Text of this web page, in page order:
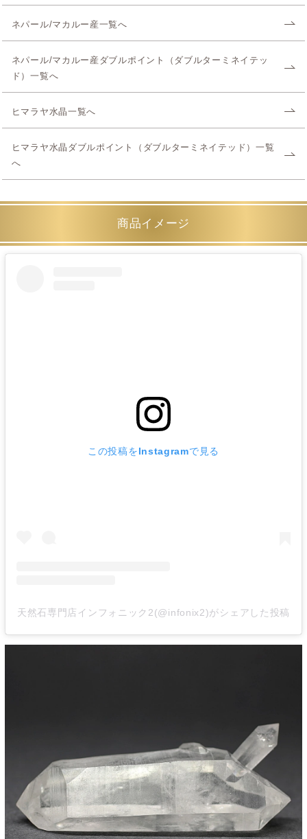
ネパール/マカルー産一覧へ
ネパール/マカルー産ダブルポイント（ダブルターミネイテッ
ド）一覧へ
ヒマラヤ水晶一覧へ
ヒマラヤ水晶ダブルポイント（ダブルターミネイテッド）一覧
へ
商品イメージ
この投稿をInstagramで見る
天然石専門店インフォニック2(@infonix2)がシェアした投稿